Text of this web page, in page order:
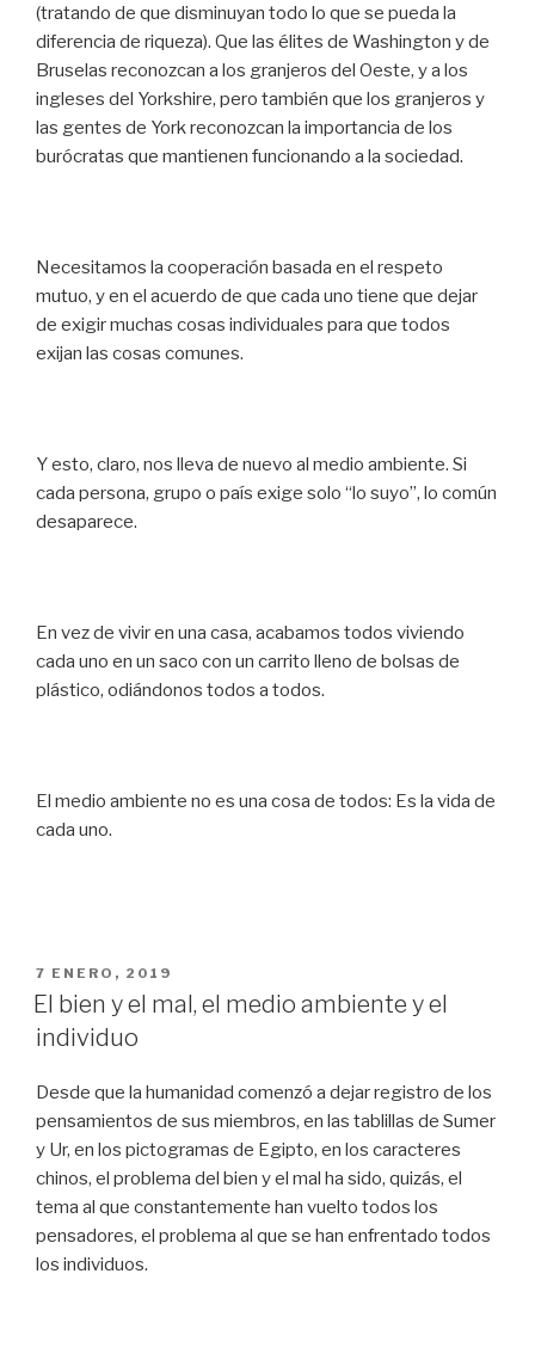
(tratando de que disminuyan todo lo que se pueda la
diferencia de riqueza). Que las élites de Washington y de
Bruselas reconozcan a los granjeros del Oeste, y a los
ingleses del Yorkshire, pero también que los granjeros y
las gentes de York reconozcan la importancia de los
burócratas que mantienen funcionando a la sociedad.
Necesitamos la cooperación basada en el respeto
mutuo, y en el acuerdo de que cada uno tiene que dejar
de exigir muchas cosas individuales para que todos
exijan las cosas comunes.
Y esto, claro, nos lleva de nuevo al medio ambiente. Si
cada persona, grupo o país exige solo “lo suyo”, lo común
desaparece.
En vez de vivir en una casa, acabamos todos viviendo
cada uno en un saco con un carrito lleno de bolsas de
plástico, odiándonos todos a todos.
El medio ambiente no es una cosa de todos: Es la vida de
cada uno.
PUBLICADO
EN
7 ENERO, 2019
El bien y el mal, el medio ambiente y el
individuo
Desde que la humanidad comenzó a dejar registro de los
pensamientos de sus miembros, en las tablillas de Sumer
y Ur, en los pictogramas de Egipto, en los caracteres
chinos, el problema del bien y el mal ha sido, quizás, el
tema al que constantemente han vuelto todos los
pensadores, el problema al que se han enfrentado todos
los individuos.